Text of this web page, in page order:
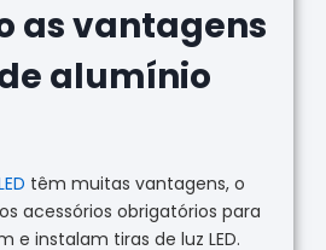
as vantagens
alumínio
têm muitas vantagens, o
acessórios obrigatórios para
e instalam tiras de luz LED.